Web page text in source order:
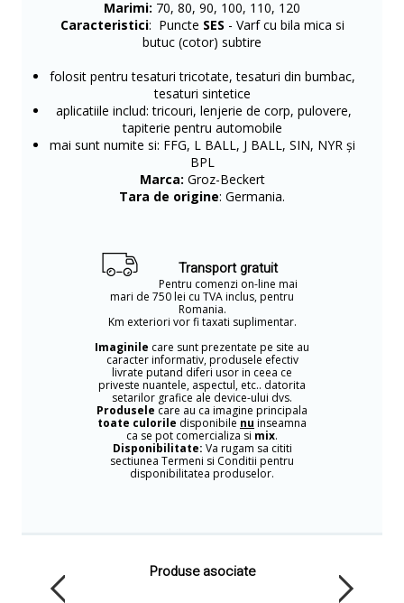
Marimi: 70, 80, 90, 100, 110, 120
Caracteristici: Puncte SES - Varf cu bila mica si
butuc (cotor) subtire
folosit pentru tesaturi tricotate, tesaturi din bumbac,
tesaturi sintetice
aplicatiile includ: tricouri, lenjerie de corp, pulovere,
tapiterie pentru automobile
mai sunt numite si: FFG, L BALL, J BALL, SIN, NYR și
BPL
Marca: Groz-Beckert
Tara de origine: Germania.
Transport gratuit
Pentru comenzi on-line mai
mari de 750 lei cu TVA inclus, pentru
Romania.
Km exteriori vor fi taxati suplimentar.
Imaginile care sunt prezentate pe site au
caracter informativ, produsele efectiv
livrate putand diferi usor in ceea ce
priveste nuantele, aspectul, etc.. datorita
setarilor grafice ale device-ului dvs.
Produsele care au ca imagine principala
toate culorile disponibile nu inseamna
ca se pot comercializa si mix.
Disponibilitate: Va rugam sa cititi
sectiunea Termeni si Conditii pentru
disponibilitatea produselor.
Produse asociate